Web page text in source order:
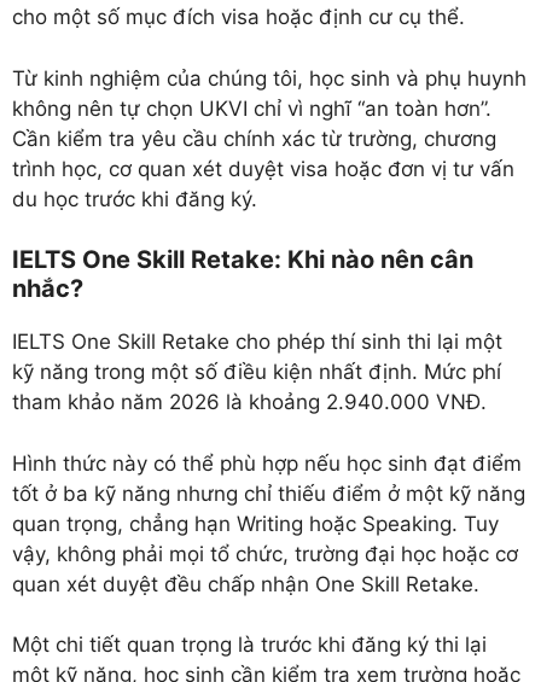
cho một số mục đích visa hoặc định cư cụ thể.
Từ kinh nghiệm của chúng tôi, học sinh và phụ huynh
không nên tự chọn UKVI chỉ vì nghĩ “an toàn hơn”.
Cần kiểm tra yêu cầu chính xác từ trường, chương
trình học, cơ quan xét duyệt visa hoặc đơn vị tư vấn
du học trước khi đăng ký.
IELTS One Skill Retake: Khi nào nên cân
nhắc?
IELTS One Skill Retake cho phép thí sinh thi lại một
kỹ năng trong một số điều kiện nhất định. Mức phí
tham khảo năm 2026 là khoảng 2.940.000 VNĐ.
Hình thức này có thể phù hợp nếu học sinh đạt điểm
tốt ở ba kỹ năng nhưng chỉ thiếu điểm ở một kỹ năng
quan trọng, chẳng hạn Writing hoặc Speaking. Tuy
vậy, không phải mọi tổ chức, trường đại học hoặc cơ
quan xét duyệt đều chấp nhận One Skill Retake.
Một chi tiết quan trọng là trước khi đăng ký thi lại
một kỹ năng, học sinh cần kiểm tra xem trường hoặc